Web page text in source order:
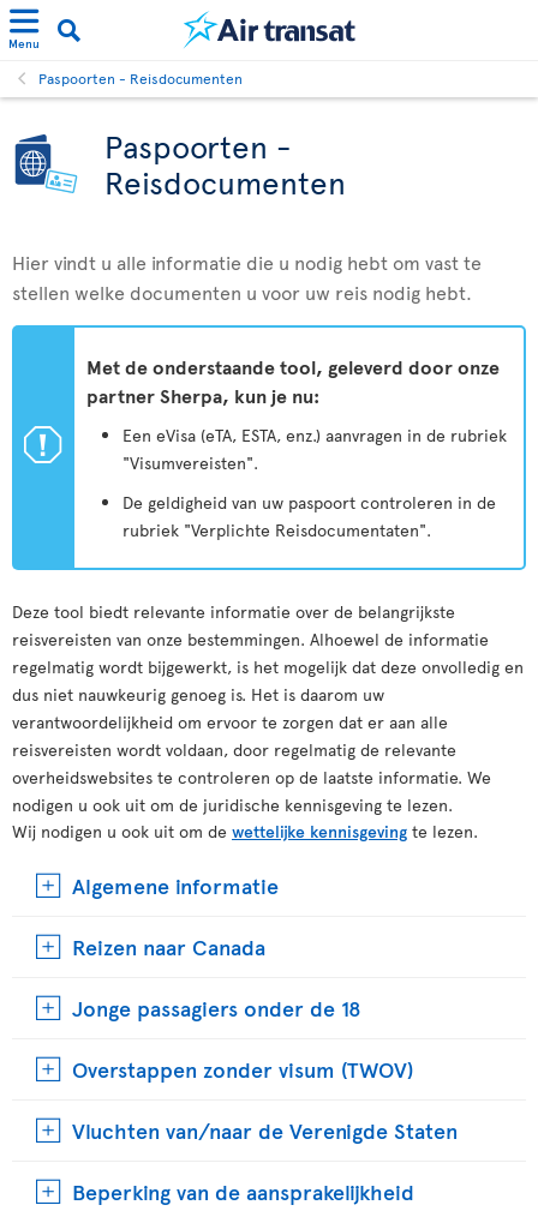
Menu
Paspoorten - Reisdocumenten
Paspoorten -
Reisdocumenten
Hier vindt u alle informatie die u nodig hebt om vast te
stellen welke documenten u voor uw reis nodig hebt.
ü
Met de onderstaande tool, geleverd door onze
partner Sherpa, kun je nu:
Een eVisa (eTA, ESTA, enz.) aanvragen in de rubriek
"Visumvereisten".
De geldigheid van uw paspoort controleren in de
rubriek "Verplichte Reisdocumentaten".
Deze tool biedt relevante informatie over de belangrijkste
reisvereisten van onze bestemmingen. Alhoewel de informatie
regelmatig wordt bijgewerkt, is het mogelijk dat deze onvolledig en
dus niet nauwkeurig genoeg is. Het is daarom uw
verantwoordelijkheid om ervoor te zorgen dat er aan alle
reisvereisten wordt voldaan, door regelmatig de relevante
overheidswebsites te controleren op de laatste informatie. We
nodigen u ook uit om de juridische kennisgeving te lezen.
Wij nodigen u ook uit om de wettelijke kennisgeving te lezen.
Algemene informatie
Reizen naar Canada
Jonge passagiers onder de 18
Overstappen zonder visum (TWOV)
Vluchten van/naar de Verenigde Staten
Beperking van de aansprakelijkheid